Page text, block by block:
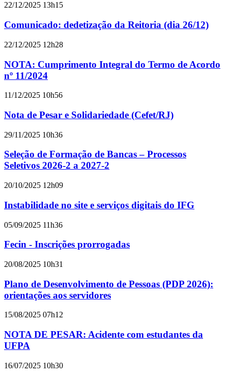
22/12/2025 13h15
Comunicado: dedetização da Reitoria (dia 26/12)
22/12/2025 12h28
NOTA: Cumprimento Integral do Termo de Acordo
nº 11/2024
11/12/2025 10h56
Nota de Pesar e Solidariedade (Cefet/RJ)
29/11/2025 10h36
Seleção de Formação de Bancas – Processos
Seletivos 2026-2 a 2027-2
20/10/2025 12h09
Instabilidade no site e serviços digitais do IFG
05/09/2025 11h36
Fecin - Inscrições prorrogadas
20/08/2025 10h31
Plano de Desenvolvimento de Pessoas (PDP 2026):
orientações aos servidores
15/08/2025 07h12
NOTA DE PESAR: Acidente com estudantes da
UFPA
16/07/2025 10h30